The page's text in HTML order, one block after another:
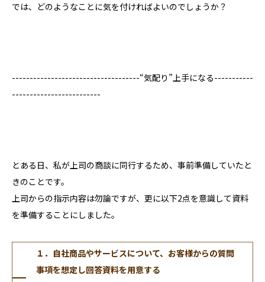
では、どのようなことに気を付ければよいのでしょうか？
------------------------------------“気配り”上手になる-----------
-------------------------
とある日、私が上司の商談に同行するため、事前準備していたと
きのことです。
上司からの指示内容は勿論ですが、更に以下2点を意識して資料
を準備することにしました。
１．自社商品やサービスについて、お客様からの質問
事項を想定し回答資料を用意する